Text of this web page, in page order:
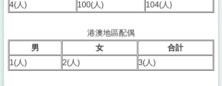
4(人)
100(人) 104(人)
港澳地區配偶
男
女
合計
1(人)
2(人) 3(人)